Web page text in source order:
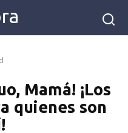
Mamá! ¡Los
quienes son